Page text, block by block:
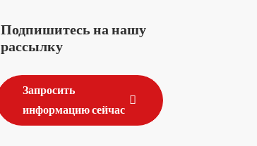
Подпишитесь на нашу
рассылку
Запросить
информацию сейчас